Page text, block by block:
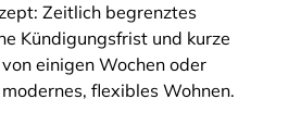
Zeitlich begrenztes
Kündigungsfrist und kurze
einigen Wochen oder
flexibles Wohnen.